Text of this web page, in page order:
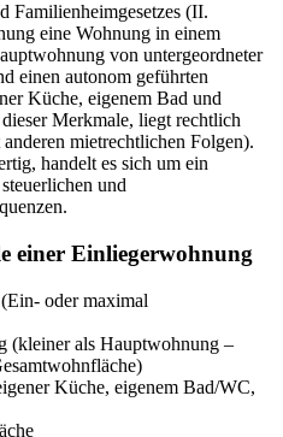
Familienheimgesetzes (II.
eine Wohnung in einem
von untergeordneter
einen autonom geführten
Küche, eigenem Bad und
Merkmale, liegt rechtlich
mietrechtlichen Folgen).
handelt es sich um ein
und
einer Einliegerwohnung
oder maximal
(kleiner als Hauptwohnung –
Küche, eigenem Bad/WC,